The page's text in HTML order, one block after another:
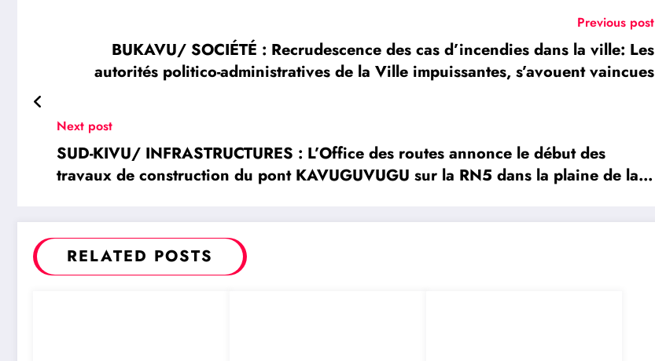
Previous post
BUKAVU/ SOCIÉTÉ : Recrudescence des cas d’incendies dans la ville: Les
autorités politico-administratives de la Ville impuissantes, s’avouent vaincues
Next post
SUD-KIVU/ INFRASTRUCTURES : L’Office des routes annonce le début des
travaux de construction du pont KAVUGUVUGU sur la RN5 dans la plaine de la
RELATED POSTS